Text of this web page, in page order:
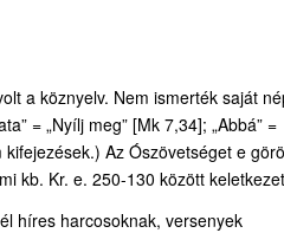
a köznyelv. Nem ismerték saját
= „Nyílj meg” [Mk 7,34]; „Abbá” =
kifejezések.) Az Ószövetséget e
kb. Kr. e. 250-130 között
híres harcosoknak, versenyek